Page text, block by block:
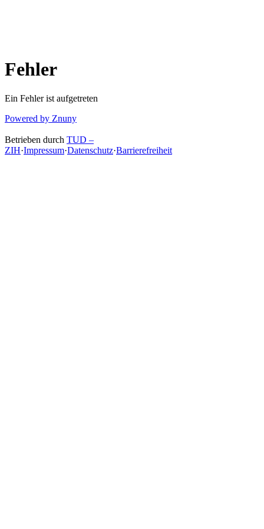
Fehler
Ein Fehler ist aufgetreten
Powered by Znuny
Betrieben durch TUD –
ZIH·Impressum·Datenschutz·Barrierefreiheit